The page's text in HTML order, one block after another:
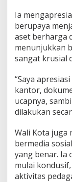
​Ia
berupaya
aset berharga
menunjukkan
sangat krusial
​“Saya
kantor,
ucapnya,
dilakukan
​Wali Kota juga
bermedia
yang benar. Ia
mulai
aktivitas